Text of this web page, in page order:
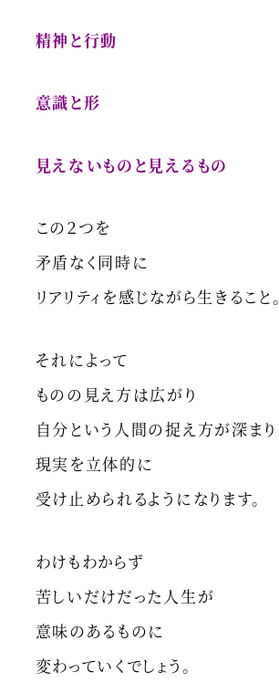
精神と行動
意識と形
見えないものと見えるもの
この２つを
矛盾なく同時に
リアリティを感じながら生きること。
それによって
ものの見え方は広がり
自分という人間の捉え方が深まり
現実を立体的に
受け止められるようになります。
わけもわからず
苦しいだけだった人生が
意味のあるものに
変わっていくでしょう。